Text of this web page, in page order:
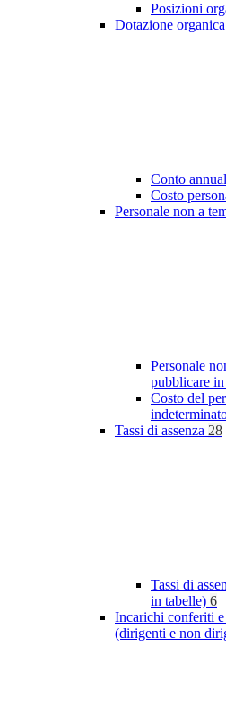
Posizioni
Dotazione organica
Conto
Costo
Personale non a
Personale
pubblicare
Costo del
Tassi di assenza 28
Tassi di
in tabelle) 6
Incarichi conferiti
(dirigenti e non